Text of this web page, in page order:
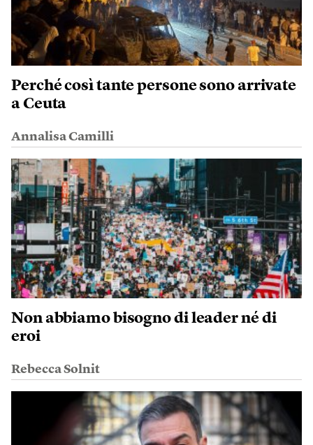
Perché così tante persone sono arrivate
a Ceuta
Annalisa Camilli
Non abbiamo bisogno di leader né di
eroi
Rebecca Solnit